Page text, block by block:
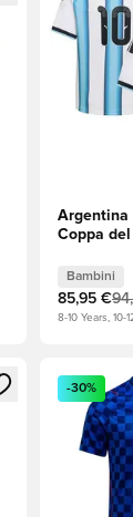
Argentina
Coppa
Bambini
85,95 €
8-10 Years, 10-
per accedere
Apre una
-30%